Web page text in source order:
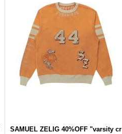
SAMUEL ZELIG 40%OFF "varsity cr